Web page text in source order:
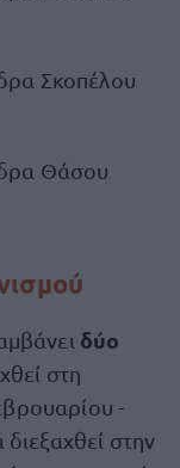
Σκοπέλου
Θάσου
δύο
στη
-
στην